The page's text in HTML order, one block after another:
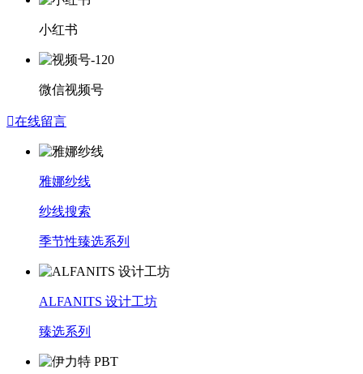
小红书
微信视频号
在线留言
雅娜纱线
纱线搜索
季节性臻选系列
ALFANITS 设计工坊
臻选系列